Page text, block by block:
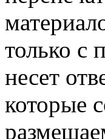
только с
несет
которые